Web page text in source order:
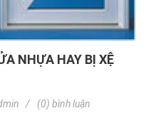
NHỰA HAY BỊ XỆ
(0) bình luận